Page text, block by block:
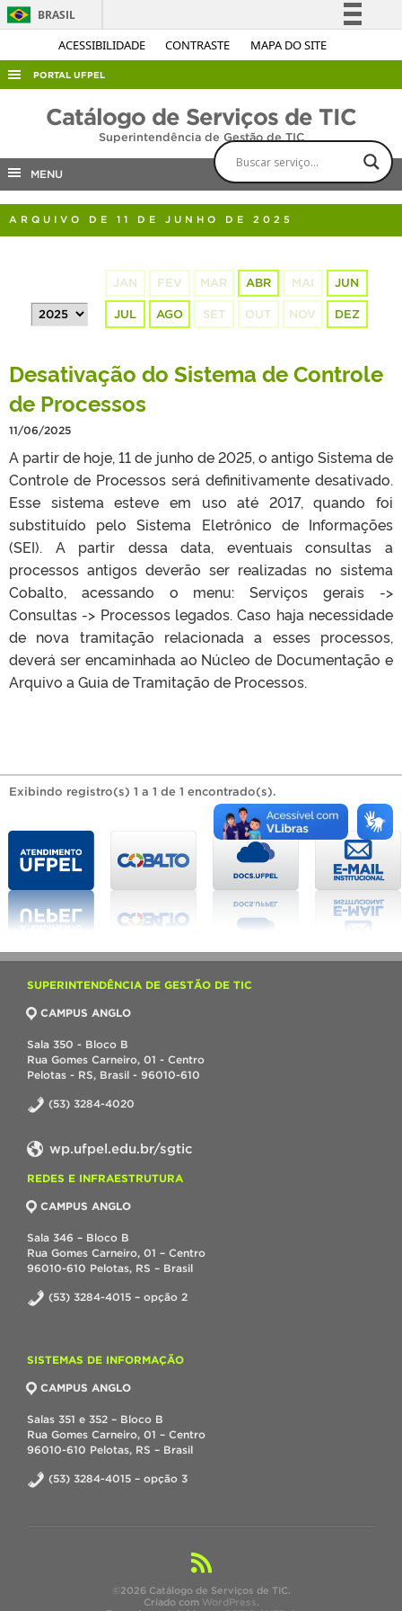
ACESSIBILIDADE CONTRASTE MAPA DO SITE
BRASIL
Simplifique!
Acesso à informação
Canais
PORTAL UFPEL
ACESSO À INFORMAÇÃO
PORTARIAS
Catálogo de Serviços de TIC
Superintendência de Gestão de TIC
MENU
ARQUIVO DE 11 DE JUNHO DE 2025
JAN FEV MAR ABR MAI JUN
JUL AGO SET OUT NOV DEZ
Desativação do Sistema de Controle
de Processos
11/06/2025
A partir de hoje, 11 de junho de 2025, o antigo Sistema de
Controle de Processos será definitivamente desativado.
Esse sistema esteve em uso até 2017, quando foi
substituído pelo Sistema Eletrônico de Informações
(SEI). A partir dessa data, eventuais consultas a
processos antigos deverão ser realizadas no sistema
Cobalto, acessando o menu: Serviços gerais ->
Consultas -> Processos legados. Caso haja necessidade
de nova tramitação relacionada a esses processos,
deverá ser encaminhada ao Núcleo de Documentação e
Arquivo a Guia de Tramitação de Processos.
Exibindo registro(s) 1 a 1 de 1 encontrado(s).
SUPERINTENDÊNCIA DE GESTÃO DE TIC
CAMPUS ANGLO
Sala 350 - Bloco B
Rua Gomes Carneiro, 01 - Centro
Pelotas - RS, Brasil - 96010-610
wp.ufpel.edu.br/sgtic
(53) 3284-4020
REDES E INFRAESTRUTURA
CAMPUS ANGLO
Sala 346 – Bloco B
Rua Gomes Carneiro, 01 – Centro
96010-610 Pelotas, RS – Brasil
(53) 3284-4015 – opção 2
SISTEMAS DE INFORMAÇÃO
CAMPUS ANGLO
Salas 351 e 352 – Bloco B
Rua Gomes Carneiro, 01 – Centro
96010-610 Pelotas, RS – Brasil
(53) 3284-4015 – opção 3
©2026 Catálogo de Serviços de TIC.
Criado com WordPress.